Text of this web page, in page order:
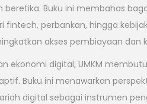
beretika. Buku ini membahas
fintech, perbankan, hingga
akses pembiayaan dan
ekonomi digital, UMKM
Buku ini menawarkan
digital sebagai instrumen